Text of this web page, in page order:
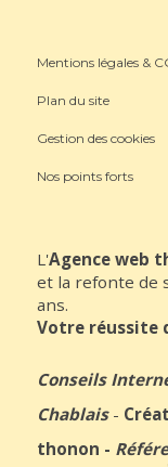
Mentions légales &
Plan du site
Gestion des cookies
Nos points forts
L'Agence web
et la refonte de
ans.
Votre réussite
Conseils
Chablais-
thonon -